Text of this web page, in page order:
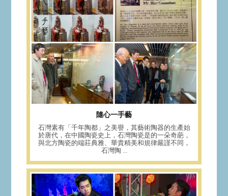
隨心一手藝
石灣素有「千年陶都」之美譽，其藝術陶器的生產始
於唐代，在中國陶瓷史上，石灣陶瓷是的一朵奇葩，
與北方陶瓷的端莊典雅、華貴精美和規律嚴謹不同，
石灣陶 ...